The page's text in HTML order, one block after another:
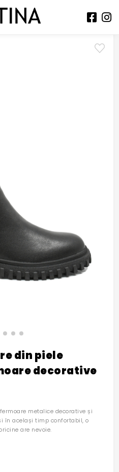
din piele
decorative
metalice decorative și
în același timp confortabil, o
are nevoie.